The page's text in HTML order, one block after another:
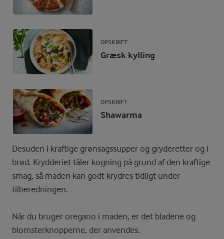
OPSKRIFT
Græsk kylling
OPSKRIFT
Shawarma
Desuden i kraftige grønsagssupper og gryderetter og i
brød. Krydderiet tåler kogning på grund af den kraftige
smag, så maden kan godt krydres tidligt under
tilberedningen.
Når du bruger oregano i maden, er det bladene og
blomsterknopperne, der anvendes.